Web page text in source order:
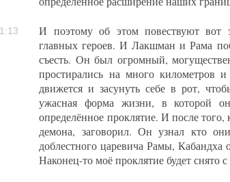
И поэтому об этом повествуют вот
главных героев. И Лакшман и Рама
съесть. Он был огромный,
простирались на много километров
движется и засунуть себе в рот,
ужасная форма жизни, в которой
определённое проклятие. И после
демона, заговорил. Он узнал кто
доблестного царевича Рамы, Кабандха
Наконец-то моё проклятие будет снято